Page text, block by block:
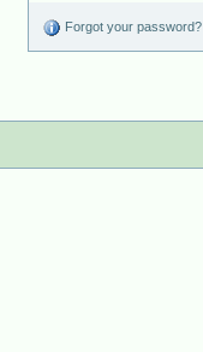
Forgot your password?